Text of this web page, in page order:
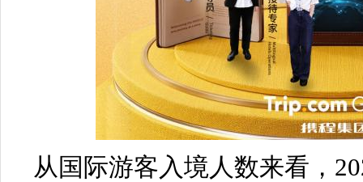
从国际游客入境人数来看，